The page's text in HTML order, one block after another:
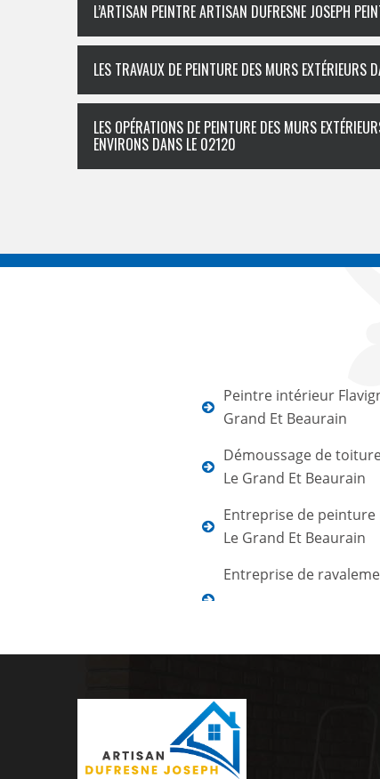
L’ARTISAN PEINTRE ARTISAN DUFRESNE JOSEPH
LES TRAVAUX DE PEINTURE DES MURS EXTÉRIEURS
LES OPÉRATIONS DE PEINTURE DES MURS
ENVIRONS DANS LE 02120
Peintre intérieur
Grand Et Beaurain
Démoussage de
Le Grand Et Beaurain
Entreprise de peinture
Le Grand Et Beaurain
Entreprise de